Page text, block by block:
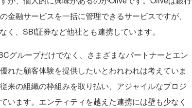
金融サービスを一括に管理できるサービスですが、
、SBI証券など他社とも連携しています。
グループだけでなく、さまざまなパートナーとエン
れた顧客体験を提供したいとわれわれは考えていま
来の組織の枠組みを取り払い、アジャイルなプロジ
います。エンティティを越えた連携には壁も少なく